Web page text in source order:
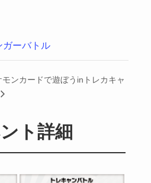
ガーバトル
モンカードで遊ぼうinトレカキャ
ト詳細